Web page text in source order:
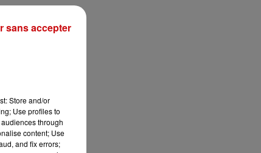
Store and/or
Use profiles to
through
content; Use
and fix errors;
sans accepter